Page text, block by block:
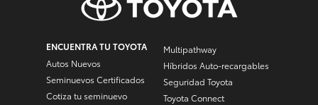
ENCUENTRA TU TOYOTA
Autos Nuevos
Seminuevos Certificados
Cotiza tu seminuevo
Multipathway
Híbridos Auto-recargables
Seguridad Toyota
Toyota Connect